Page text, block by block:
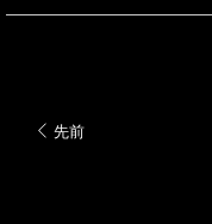
先前